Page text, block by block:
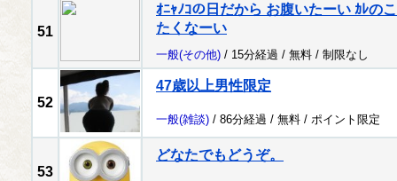
51
ｵﾆｬﾉｺの日だから お腹いたーい ｶﾚの
たくなーい
一般(その他) / 15分経過 / 無料 / 制限なし
52
47歳以上男性限定
一般(雑談) / 86分経過 / 無料 / ポイント限定
53
どなたでもどうぞ。